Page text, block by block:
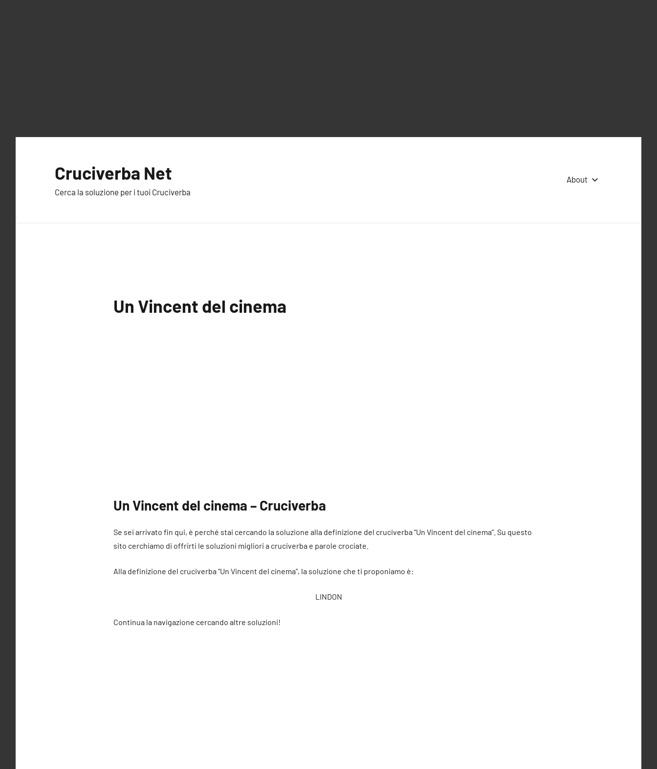
Cruciverba Net
Cerca la soluzione per i tuoi Cruciverba
About
Un Vincent del cinema
Un Vincent del cinema – Cruciverba
Se sei arrivato fin qui, è perché stai cercando la soluzione alla definizione del cruciverba “Un Vincent del cinema”. Su questo
sito cerchiamo di offrirti le soluzioni migliori a cruciverba e parole crociate.
Alla definizione del cruciverba “Un Vincent del cinema”, la soluzione che ti proponiamo è:
LINDON
Continua la navigazione cercando altre soluzioni!